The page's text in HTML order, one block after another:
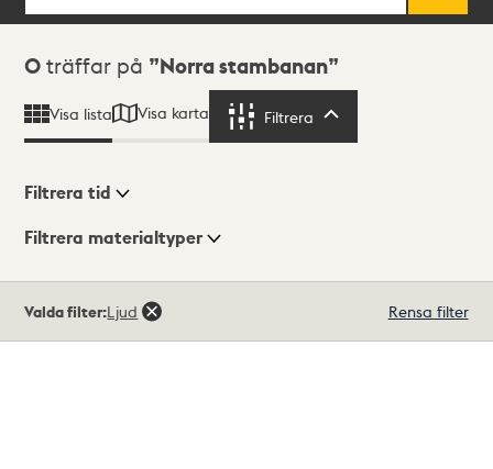
Sökresultat
0 träffar på Norra stambanan
Visa lista Visa karta Filtrera
Visningsläge
Filtrera tid
Filtrera materialtyper
träffar
Valda filter:Ljud Rensa filter